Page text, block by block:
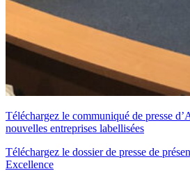
Téléchargez le communiqué de presse
nouvelles entreprises labellisées
Téléchargez le dossier de presse de
Excellence